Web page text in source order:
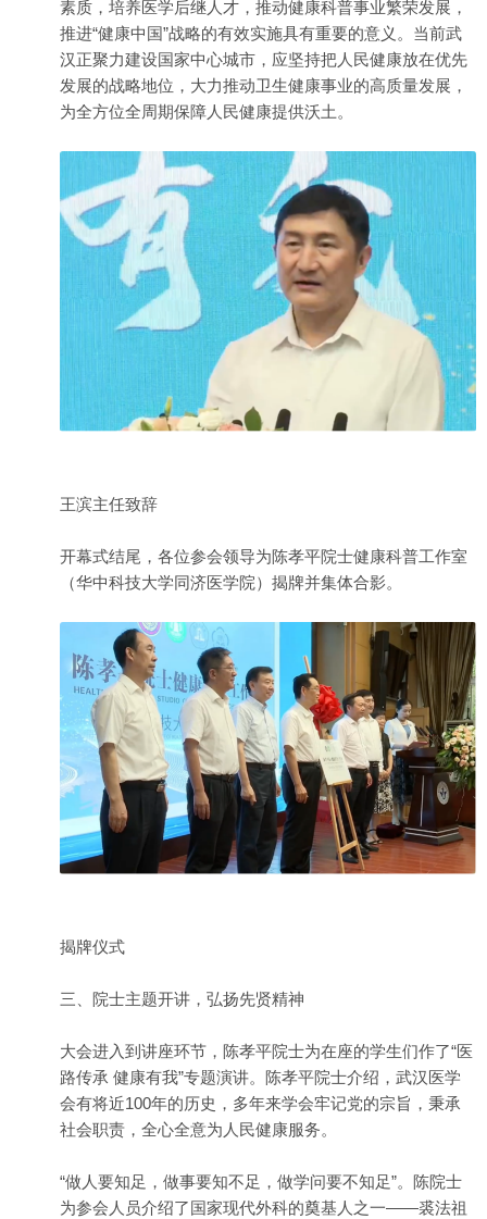
素质，培养医学后继人才，推动健康科普事业繁荣发展，
推进“健康中国”战略的有效实施具有重要的意义。当前武
汉正聚力建设国家中心城市，应坚持把人民健康放在优先
发展的战略地位，大力推动卫生健康事业的高质量发展，
为全方位全周期保障人民健康提供沃土。
王滨主任致辞
开幕式结尾，各位参会领导为陈孝平院士健康科普工作室
（华中科技大学同济医学院）揭牌并集体合影。
揭牌仪式
三、院士主题开讲，弘扬先贤精神
大会进入到讲座环节，陈孝平院士为在座的学生们作了“医
路传承 健康有我”专题演讲。陈孝平院士介绍，武汉医学
会有将近100年的历史，多年来学会牢记党的宗旨，秉承
社会职责，全心全意为人民健康服务。
“做人要知足，做事要知不足，做学问要不知足”。陈院士
为参会人员介绍了国家现代外科的奠基人之一——裘法祖